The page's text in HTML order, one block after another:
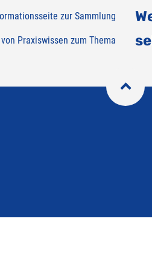
zur Sammlung
von Praxiswissen zum Thema
